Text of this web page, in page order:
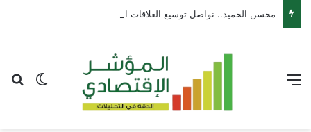
الوضع القائمة